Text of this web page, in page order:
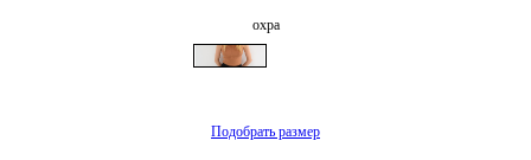
охра
Подобрать размер